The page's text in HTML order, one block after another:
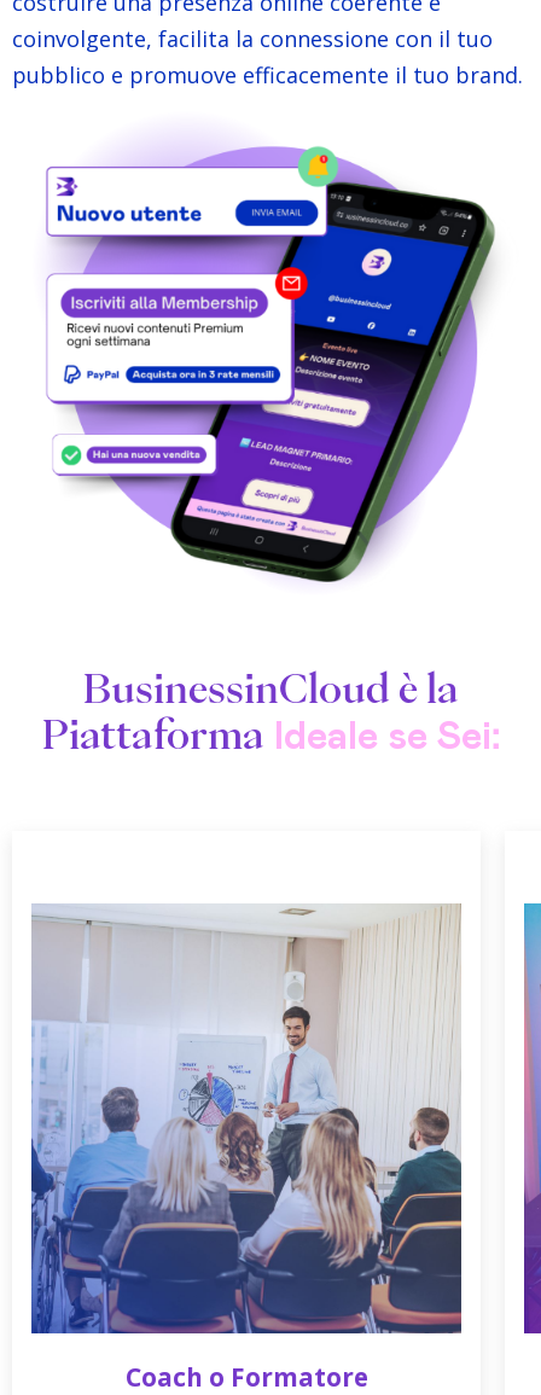
coinvolgente, facilita la connessione con il tuo
pubblico e promuove efficacemente il tuo brand.
BusinessinCloud è la
Piattaforma
Ideale se Sei:
Coach o Formatore